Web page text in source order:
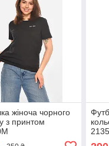
жіноча чорного
з принтом